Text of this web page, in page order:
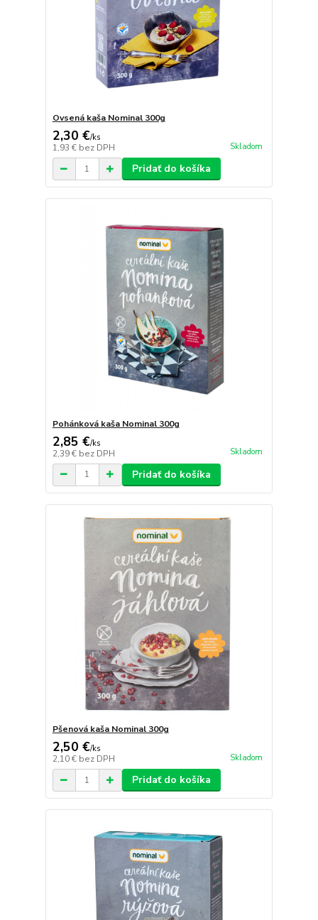
Ovsená kaša Nominal 300g
2,30 €/ks
1,93 € bez DPH Skladom
Pridať do košíka
Pohánková kaša Nominal 300g
2,85 €/ks
2,39 € bez DPH Skladom
Pridať do košíka
Pšenová kaša Nominal 300g
2,50 €/ks
2,10 € bez DPH Skladom
Pridať do košíka